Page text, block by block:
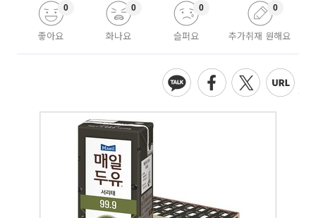
좋아요
0
화나요
0
슬퍼요
0
추가취재 원해요
0